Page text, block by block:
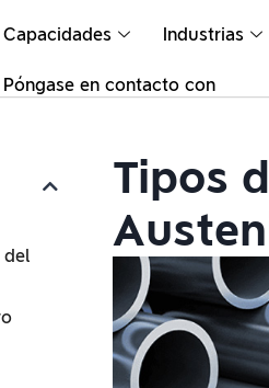
Capacidades Industrias
Póngase en contacto con
del
Tipos